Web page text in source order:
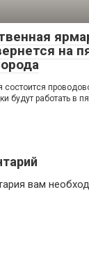
на
состоится
будут работать в
вам